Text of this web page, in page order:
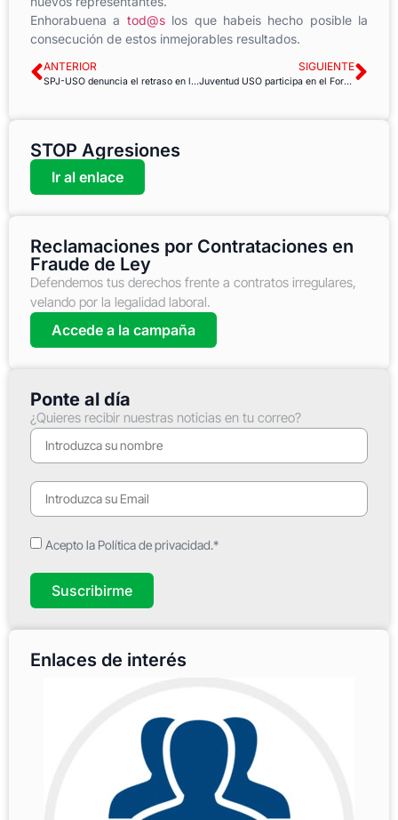
Enhorabuena a tod@slos que habeis hecho posible la
consecución de estos inmejorables resultados.
ANTERIOR
SPJ-USO denuncia el retraso en la publicación de las sedes de examen de Auxilio judicial OEP 2016
SIGUIENTE
Juventud USO participa en el Foro 18 de la Fundación Esplai
STOP Agresiones
Ir al enlace
Reclamaciones por Contrataciones en
Fraude de Ley
Defendemos tus derechos frente a contratos irregulares,
velando por la legalidad laboral.
Accede a la campaña
Ponte al día
¿Quieres recibir nuestras noticias en tu correo?
Acepto la Política de privacidad.*
Suscribirme
Enlaces de interés